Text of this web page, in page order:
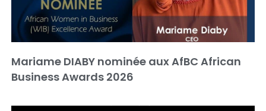
Mariame DIABY nominée aux AfBC African
Business Awards 2026